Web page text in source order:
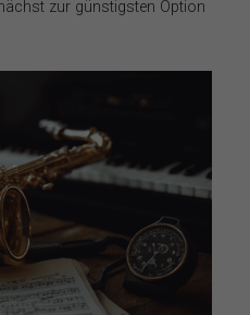
zur günstigsten Option